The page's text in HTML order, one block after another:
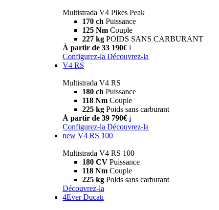
Multistrada V4 Pikes Peak
170 ch Puissance
125 Nm Couple
227 kg POIDS SANS CARBURANT
À partir de 33 190€ i
Configurez-la Découvrez-la
V4 RS
Multistrada V4 RS
180 ch Puissance
118 Nm Couple
225 kg Poids sans carburant
À partir de 39 790€ i
Configurez-la Découvrez-la
new V4 RS 100
Multistrada V4 RS 100
180 CV Puissance
118 Nm Couple
225 kg Poids sans carburant
Découvrez-la
4Ever Ducati